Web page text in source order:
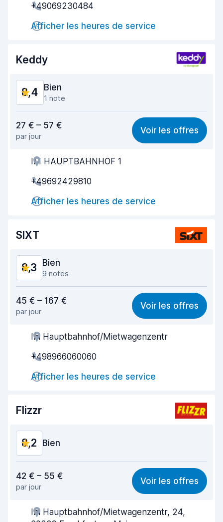
État du véhicule 9,3
+49069230484
Afficher les heures de service
Keddy
8,4 Bien
1 note
8,4
Recherche facile 8,2
Agent serviable
Prise en charge rapide
Restitution rapide
8,9
27 € – 57 €
par jour
Voir les offres
IM HAUPTBAHNHOF 1
+49692429810
Afficher les heures de service
SIXT
8,3 Bien
9 notes
8,4
Recherche facile 8,1
Agent serviable
Prise en charge rapide
Restitution rapide
9,0
45 € – 167 €
par jour
Voir les offres
Im Hauptbahnhof/Mietwagenzentr
+498966060060
Afficher les heures de service
Flizzr
8,2 Bien
7,6
Recherche facile 8,2
Agent serviable
42 € – 55 €
par jour
Voir les offres
Im Hauptbahnhof/Mietwagenzentr, 24,